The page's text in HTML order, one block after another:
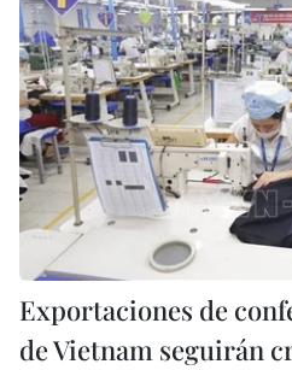
Exportaciones de
de Vietnam seguirán